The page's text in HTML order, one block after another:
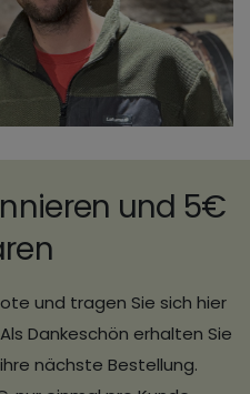
und 5€
und tragen Sie sich hier
Dankeschön erhalten Sie
nächste Bestellung.